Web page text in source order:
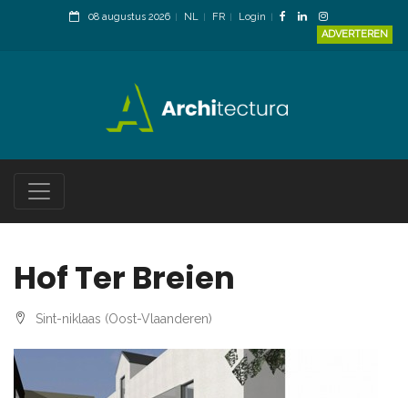
08 augustus 2026 NL FR
Login
ADVERTEREN
Hof Ter Breien
Sint-niklaas (Oost-Vlaanderen)